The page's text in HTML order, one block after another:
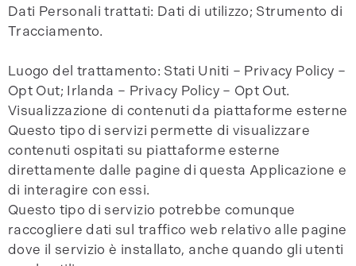
Dati Personali trattati: Dati di utilizzo; Strumento di
Tracciamento.
Luogo del trattamento: Stati Uniti – Privacy Policy –
Opt Out; Irlanda – Privacy Policy – Opt Out.
Visualizzazione di contenuti da piattaforme esterne
Questo tipo di servizi permette di visualizzare
contenuti ospitati su piattaforme esterne
direttamente dalle pagine di questa Applicazione e
di interagire con essi.
Questo tipo di servizio potrebbe comunque
raccogliere dati sul traffico web relativo alle pagine
dove il servizio è installato, anche quando gli utenti